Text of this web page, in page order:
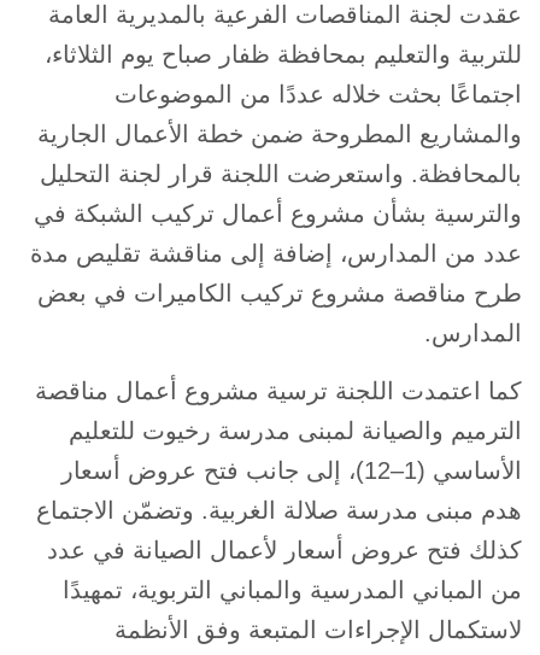
عقدت لجنة المناقصات الفرعية بالمديرية العامة
للتربية والتعليم بمحافظة ظفار صباح يوم الثلاثاء،
اجتماعًا بحثت خلاله عددًا من الموضوعات
والمشاريع المطروحة ضمن خطة الأعمال الجارية
بالمحافظة. واستعرضت اللجنة قرار لجنة التحليل
والترسية بشأن مشروع أعمال تركيب الشبكة في
عدد من المدارس، إضافة إلى مناقشة تقليص مدة
طرح مناقصة مشروع تركيب الكاميرات في بعض
المدارس.
كما اعتمدت اللجنة ترسية مشروع أعمال مناقصة
الترميم والصيانة لمبنى مدرسة رخيوت للتعليم
الأساسي (1–12)، إلى جانب فتح عروض أسعار
هدم مبنى مدرسة صلالة الغربية. وتضمّن الاجتماع
كذلك فتح عروض أسعار لأعمال الصيانة في عدد
من المباني المدرسية والمباني التربوية، تمهيدًا
لاستكمال الإجراءات المتبعة وفق الأنظمة